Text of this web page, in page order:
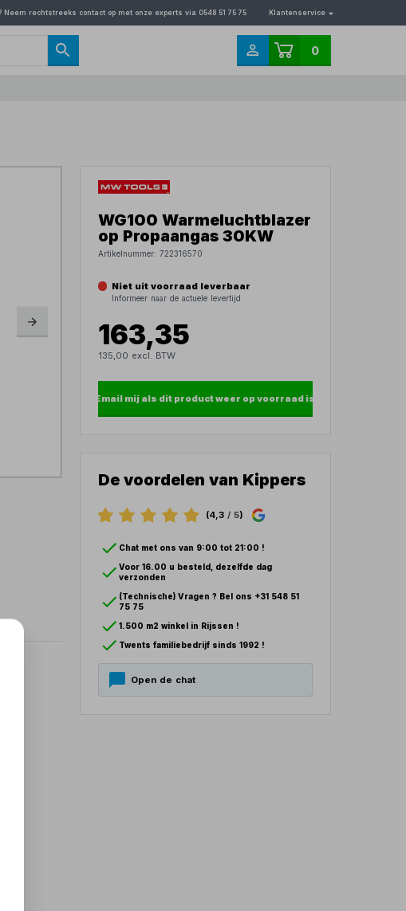
Neem rechtstreeks contact op met onze experts via 0548 51 75 75 Klantenservice
0
WG100 Warmeluchtblazer
op Propaangas 30KW
Artikelnummer:722316570
Niet uit voorraad leverbaar
Informeer naar de actuele levertijd.
163,35
135,00 excl. BTW
Email mij als dit product weer op voorraad is
De voordelen van Kippers
(4,3/ 5)
Chat met ons van 9:00 tot 21:00 !
Voor 16.00 u besteld, dezelfde dag
verzonden
(Technische) Vragen ? Bel ons +31 548 51
75 75
1.500 m2 winkel in Rijssen !
Twents familiebedrijf sinds 1992 !
Open de chat